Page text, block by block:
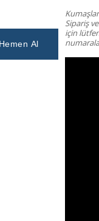
Sipariş
için